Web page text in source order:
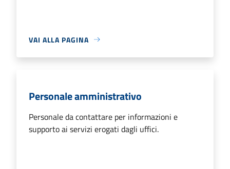
VAI ALLA PAGINA
Personale amministrativo
Personale da contattare per informazioni e
supporto ai servizi erogati dagli uffici.